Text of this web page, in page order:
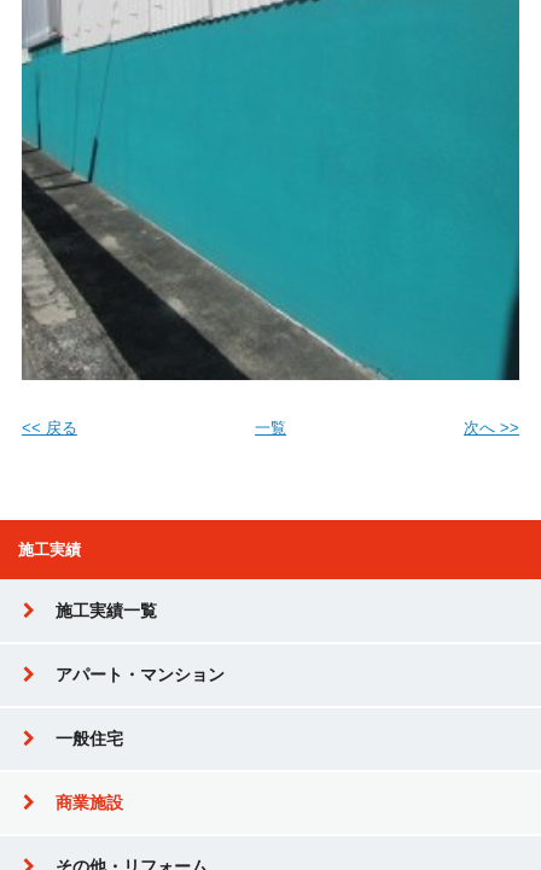
<< 戻る 一覧 次へ >>
施工実績
施工実績一覧
アパート・マンション
一般住宅
商業施設